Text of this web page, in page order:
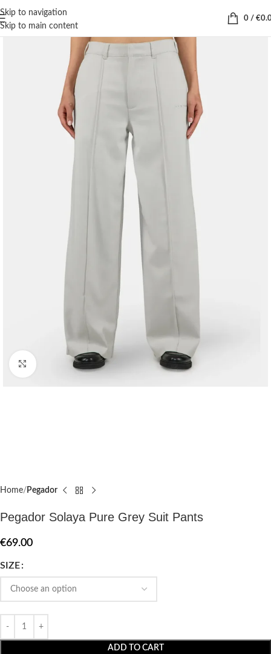
Skip to navigation
Skip to main content
0 / €
Click to enlarge
Home Pegador​
Pegador Solaya Pure Grey Suit Pants
€69.00
SIZE
ADD TO CART